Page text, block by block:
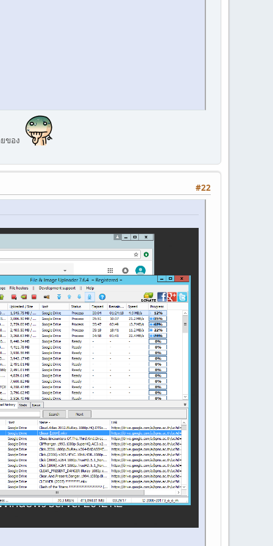
ของ
#22